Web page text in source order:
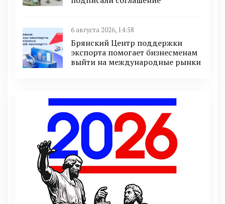
6 августа 2026, 14:58
Брянский Центр поддержки
экспорта помогает бизнесменам
выйти на международные рынки